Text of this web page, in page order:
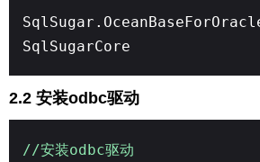
SqlSugarCore
2.2 安装odbc驱动
//安装odbc驱动